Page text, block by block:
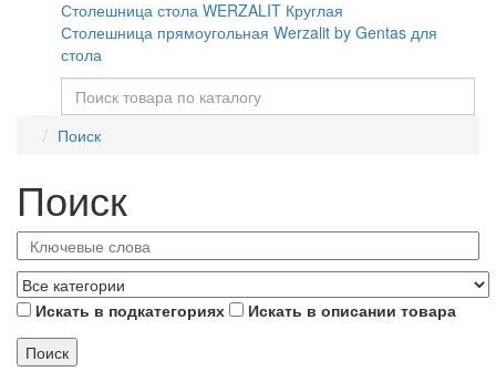
Столешница стола WERZALIT Круглая
Столешница прямоугольная Werzalit by Gentas для
стола
Поиск
Поиск
Искать в подкатегориях Искать в описании товара